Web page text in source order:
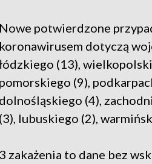
Nowe potwierdzone
koronawirusem dotyczą
(13),
pomorskiego (9),
dolnośląskiego (4),
(3), lubuskiego (2),
3 zakażenia to dane bez